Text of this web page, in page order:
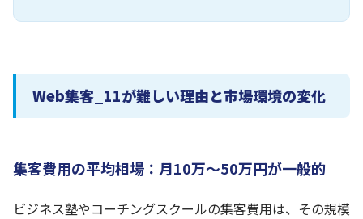
Web集客_11が難しい理由と市場環境の変化
集客費用の平均相場：月10万〜50万円が一般的
ビジネス塾やコーチングスクールの集客費用は、その規模